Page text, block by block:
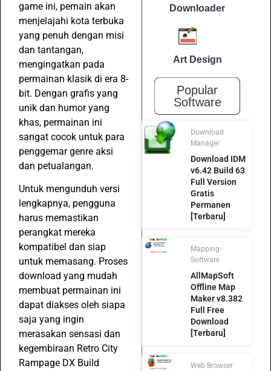
game ini, pemain akan
menjelajahi kota terbuka
yang penuh dengan misi
dan tantangan,
mengingatkan pada
permainan klasik di era 8-
bit. Dengan grafis yang
unik dan humor yang
khas, permainan ini
sangat cocok untuk para
penggemar genre aksi
dan petualangan.
Untuk mengunduh versi
lengkapnya, pengguna
harus memastikan
perangkat mereka
kompatibel dan siap
untuk memasang. Proses
download yang mudah
membuat permainan ini
dapat diakses oleh siapa
saja yang ingin
merasakan sensasi dan
kegembiraan Retro City
Rampage DX Build
Downloader
Art Design
Popular
Software
Download
Manager
Download IDM
v6.42 Build 63
Full Version
Gratis
Permanen
[Terbaru]
Mapping
Software
AllMapSoft
Offline Map
Maker v8.382
Full Free
Download
[Terbaru]
Web Browser